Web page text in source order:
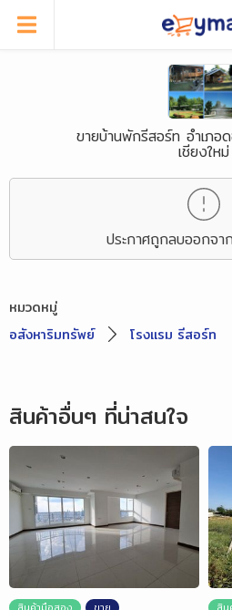
ขายบ้านพักรีสอร์ท อำเภอ
เชียงใหม่
ประกาศถูกลบออกจา
หมวดหมู่
อสังหาริมทรัพย์
โรงแรม รีสอร์ท
สินค้าอื่นๆ ที่น่าสนใจ